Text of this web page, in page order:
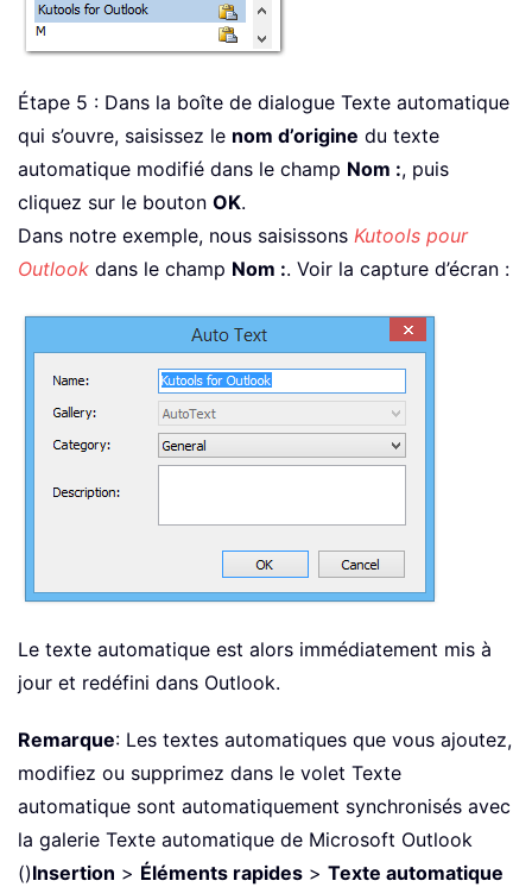
Étape 5 : Dans la boîte de dialogue Texte automatique
qui s’ouvre, saisissez le nom d’origine du texte
automatique modifié dans le champ Nom :, puis
cliquez sur le bouton OK.
Dans notre exemple, nous saisissons Kutools pour
Outlook dans le champ Nom :. Voir la capture d’écran :
Le texte automatique est alors immédiatement mis à
jour et redéfini dans Outlook.
Remarque: Les textes automatiques que vous ajoutez,
modifiez ou supprimez dans le volet Texte
automatique sont automatiquement synchronisés avec
la galerie Texte automatique de Microsoft Outlook
()Insertion > Éléments rapides > Texte automatique